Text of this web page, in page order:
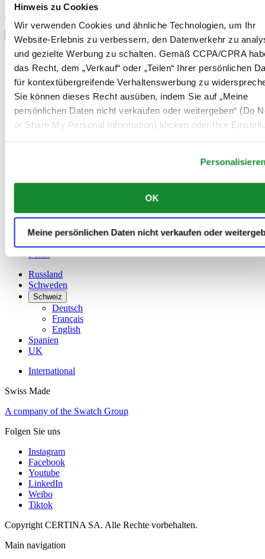
Hinweis zu Cookies
Wir verwenden Cookies und ähnliche Technologien, um Ihr
Website-Erlebnis zu verbessern, den Datenverkehr zu
und gezielte Werbung zu schalten. Gemäß CCPA/CPRA
das Recht, dem „Verkauf“ oder „Teilen“ Ihrer persönlichen
für kontextübergreifende Verhaltenswerbung zu
Sie können dieses Recht ausüben, indem Sie auf „Meine
persönlichen Daten nicht verkaufen oder weitergeben“ (Do
or Share My Personal Information) klicken oder Ihre
OK
Meine persönlichen Daten nicht verkaufen oder
Anmelden
Land/Region auswählen
Sprachumschalter
Belgien
Dutch
Français
English
简体中文
Dänemark
Français
Niederlande
Norwegen
Russland
Schweden
Schweiz
Deutsch
Français
English
Spanien
UK
International
Swiss Made
A company of the Swatch Group
Folgen Sie uns
Instagram
Facebook
Youtube
LinkedIn
Weibo
Tiktok
Copyright CERTINA SA. Alle Rechte vorbehalten.
Main navigation